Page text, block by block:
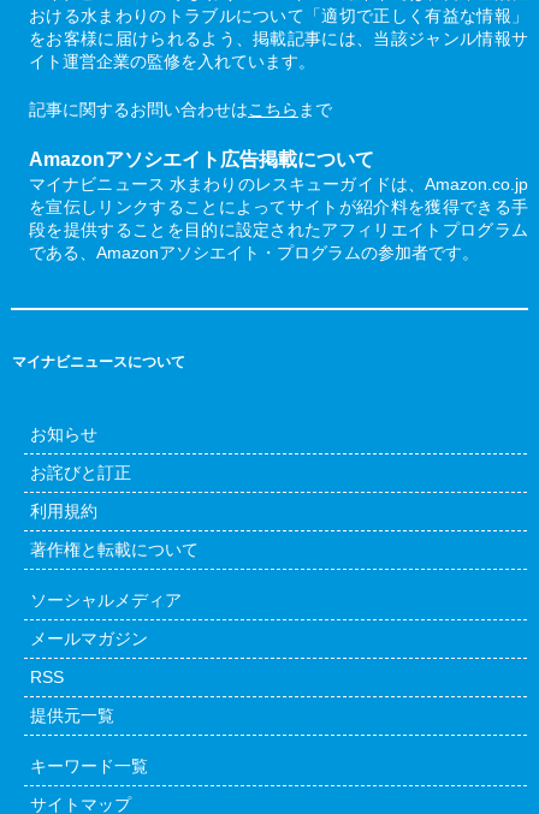
おける水まわりのトラブルについて「適切で正しく有益な情報」
をお客様に届けられるよう、掲載記事には、当該ジャンル情報サ
イト運営企業の監修を入れています。
記事に関するお問い合わせはこちら まで
Amazonアソシエイト広告掲載について
マイナビニュース 水まわりのレスキューガイドは、Amazon.co.jp
を宣伝しリンクすることによってサイトが紹介料を獲得できる手
段を提供することを目的に設定されたアフィリエイトプログラム
である、Amazonアソシエイト・プログラムの参加者です。
マイナビニュースについて
お知らせ
お詫びと訂正
利用規約
著作権と転載について
ソーシャルメディア
メールマガジン
RSS
提供元一覧
キーワード一覧
サイトマップ